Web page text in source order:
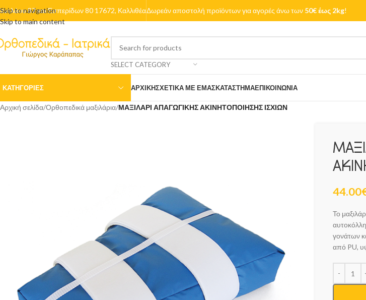
Skip to navigation
Skip to main content
87 και Εσπερίδων 80 17672, ΚαλλιθέαΔωρεάν αποστολή προϊόντων για αγορές άνω των 50€ έως 2kg!
SELECT CATEGORY
ΚΑΤΗΓΟΡΙΕΣ ΑΡΧΙΚΉΣΧΕΤΙΚΆ ΜΕ ΕΜΆΣΚΑΤΆΣΤΗΜΑΕΠΙΚΟΙΝΩΝΊΑ
Αρχική σελίδα/Ορθοπεδικά μαξιλάρια/ΜΑΞΙΛΑΡΙ ΑΠΑΓΩΓΙΚΗΣ ΑΚΙΝΗΤΟΠΟΙΗΣΗΣ ΙΣΧΙΩΝ
44.00
Το
γονάτων
από PU,